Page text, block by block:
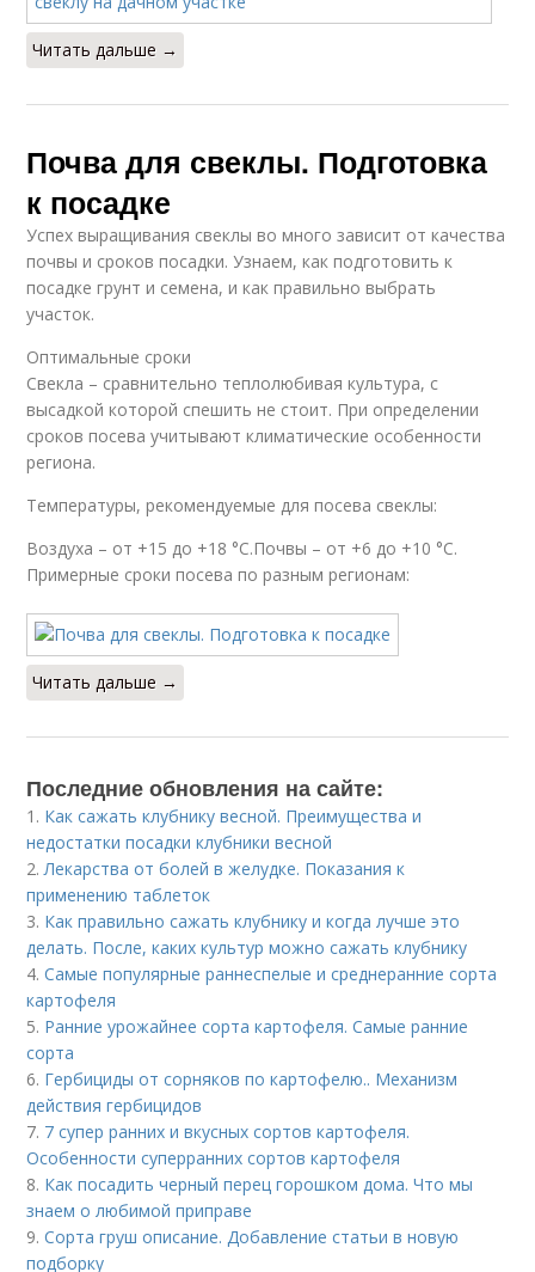
Читать дальше →
Почва для свеклы. Подготовка
к посадке
Успех выращивания свеклы во много зависит от качества
почвы и сроков посадки. Узнаем, как подготовить к
посадке грунт и семена, и как правильно выбрать
участок.
Оптимальные сроки
Свекла – сравнительно теплолюбивая культура, с
высадкой которой спешить не стоит. При определении
сроков посева учитывают климатические особенности
региона.
Температуры, рекомендуемые для посева свеклы:
Воздуха – от +15 до +18 °C.Почвы – от +6 до +10 °C.
Примерные сроки посева по разным регионам:
Читать дальше →
Последние обновления на сайте:
1. Как сажать клубнику весной. Преимущества и
недостатки посадки клубники весной
2.Лекарства от болей в желудке. Показания к
применению таблеток
3. Как правильно сажать клубнику и когда лучше это
делать. После, каких культур можно сажать клубнику
4.Cамые популярные раннеспелые и среднеранние сорта
картофеля
5. Ранние урожайнее сорта картофеля. Самые ранние
сорта
6. Гербициды от сорняков по картофелю.. Механизм
действия гербицидов
7. 7 супер ранних и вкусных сортов картофеля.
Особенности суперранних сортов картофеля
8. Как посадить черный перец горошком дома. Что мы
знаем о любимой приправе
9.Сорта груш описание. Добавление статьи в новую
подборку